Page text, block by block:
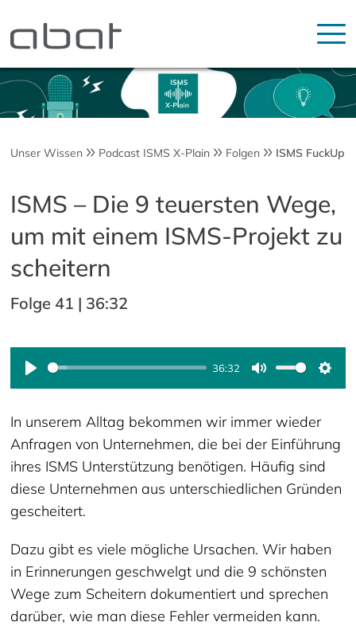
Unser Wissen Podcast ISMS X-Plain Folgen ISMS FuckUp
ISMS – Die 9 teuersten Wege,
um mit einem ISMS-Projekt zu
scheitern
Folge 41 | 36:32
Play
36:32
Mute
In unserem Alltag bekommen wir immer wieder
Anfragen von Unternehmen, die bei der Einführung
ihres ISMS Unterstützung benötigen. Häufig sind
diese Unternehmen aus unterschiedlichen Gründen
gescheitert.
Dazu gibt es viele mögliche Ursachen. Wir haben
in Erinnerungen geschwelgt und die 9 schönsten
Wege zum Scheitern dokumentiert und sprechen
darüber, wie man diese Fehler vermeiden kann.